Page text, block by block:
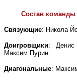
Состав команды
Связующие: Никола
Доигровщики: Денис
Максим Пурин.
Диагональные: